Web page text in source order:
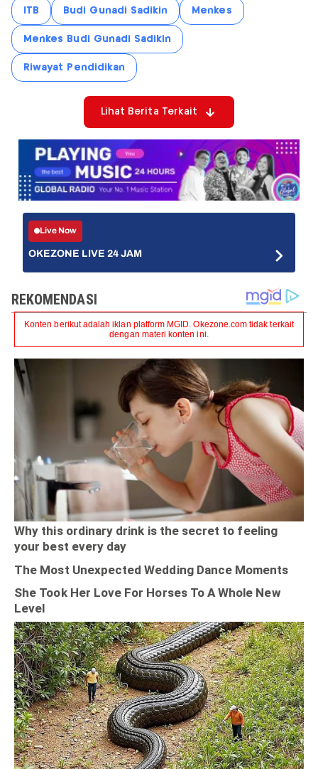
ITB Budi Gunadi Sadikin Menkes
Menkes Budi Gunadi Sadikin
Riwayat Pendidikan
Lihat Berita Terkait
Live Now
OKEZONE LIVE 24 JAM